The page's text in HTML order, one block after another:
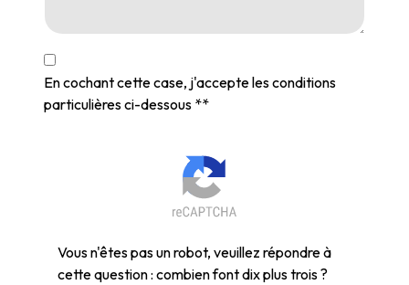
En cochant cette case, j'accepte les conditions
particulières ci-dessous **
Vous n'êtes pas un robot, veuillez répondre à
cette question : combien font dix plus trois ?